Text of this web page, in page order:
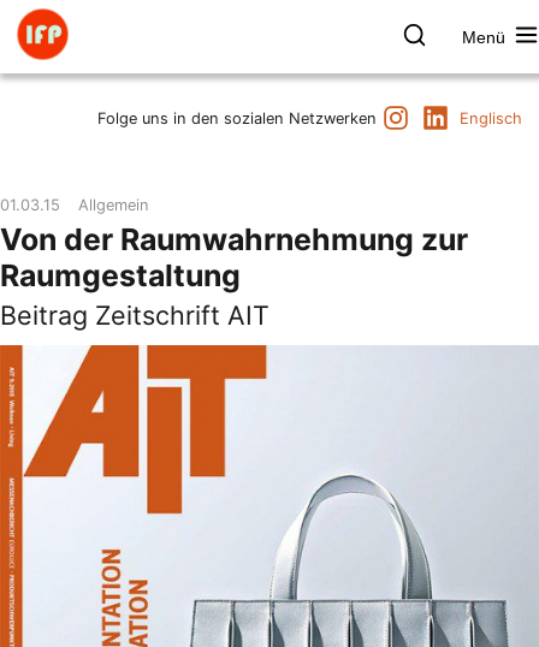
Zum
Inhalt
springen
Farbpsychologie
Menü
Institut
Axel Buether
Kontakt
Folge uns in den sozialen Netzwerken
InstagramLinkedIn
Englisch
01.03.15 Allgemein
Von der Raumwahrnehmung zur
Raumgestaltung
Beitrag Zeitschrift AIT